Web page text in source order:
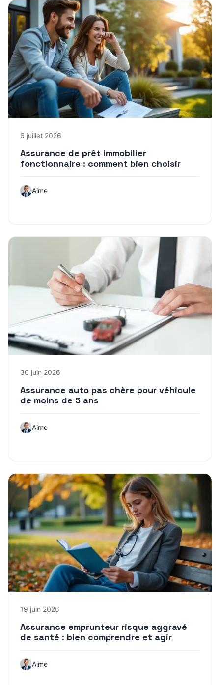
6 juillet 2026
Assurance de prêt immobilier
fonctionnaire : comment bien choisir
Aime
30 juin 2026
Assurance auto pas chère pour véhicule
de moins de 5 ans
Aime
19 juin 2026
Assurance emprunteur risque aggravé
de santé : bien comprendre et agir
Aime